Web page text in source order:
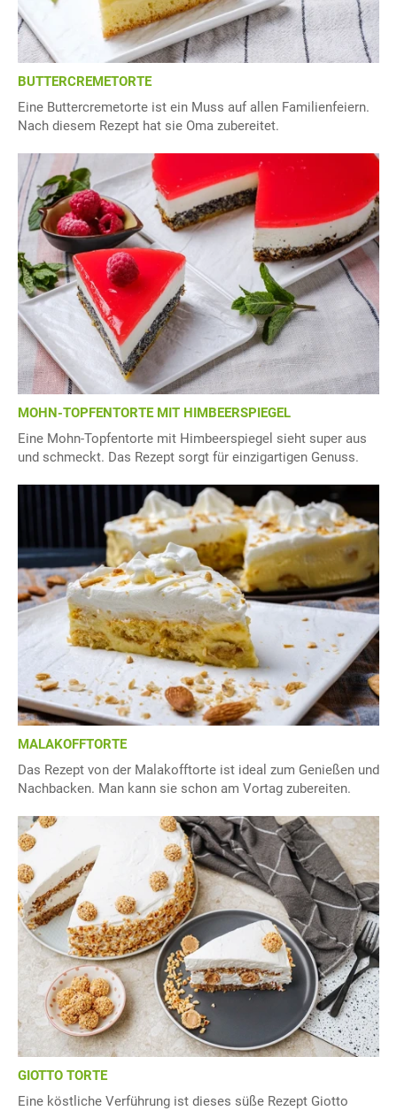
BUTTERCREMETORTE
Eine Buttercremetorte ist ein Muss auf allen Familienfeiern.
Nach diesem Rezept hat sie Oma zubereitet.
MOHN-TOPFENTORTE MIT HIMBEERSPIEGEL
Eine Mohn-Topfentorte mit Himbeerspiegel sieht super aus
und schmeckt. Das Rezept sorgt für einzigartigen Genuss.
MALAKOFFTORTE
Das Rezept von der Malakofftorte ist ideal zum Genießen und
Nachbacken. Man kann sie schon am Vortag zubereiten.
GIOTTO TORTE
Eine köstliche Verführung ist dieses süße Rezept Giotto